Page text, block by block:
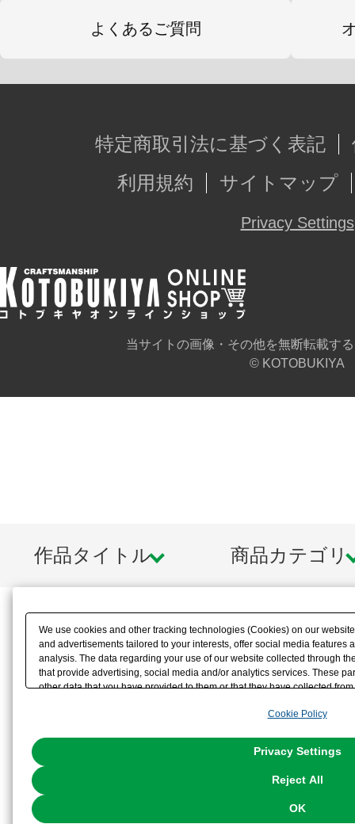
よくあるご質問
特定商取引法に基づく表記
利用規約
サイトマップ
Privacy Settings
当サイトの画像・その他を無断転載す
© KOTOBUKIYA
作品タイトル 商品カテゴリ
We use cookies and other tracking technologies (Cookies) on our
and advertisements tailored to your interests, offer social media features
analysis. The data regarding your use of our website collected through
that provide advertising, social media and/or analytics services. These
other data that you have provided to them or that they have collected
the use of all Cookies except for Strictly Necessary Cookies, please
You can change your consent or rejection settings at any time via
Cookie Policy
Privacy Settings
Reject All
OK